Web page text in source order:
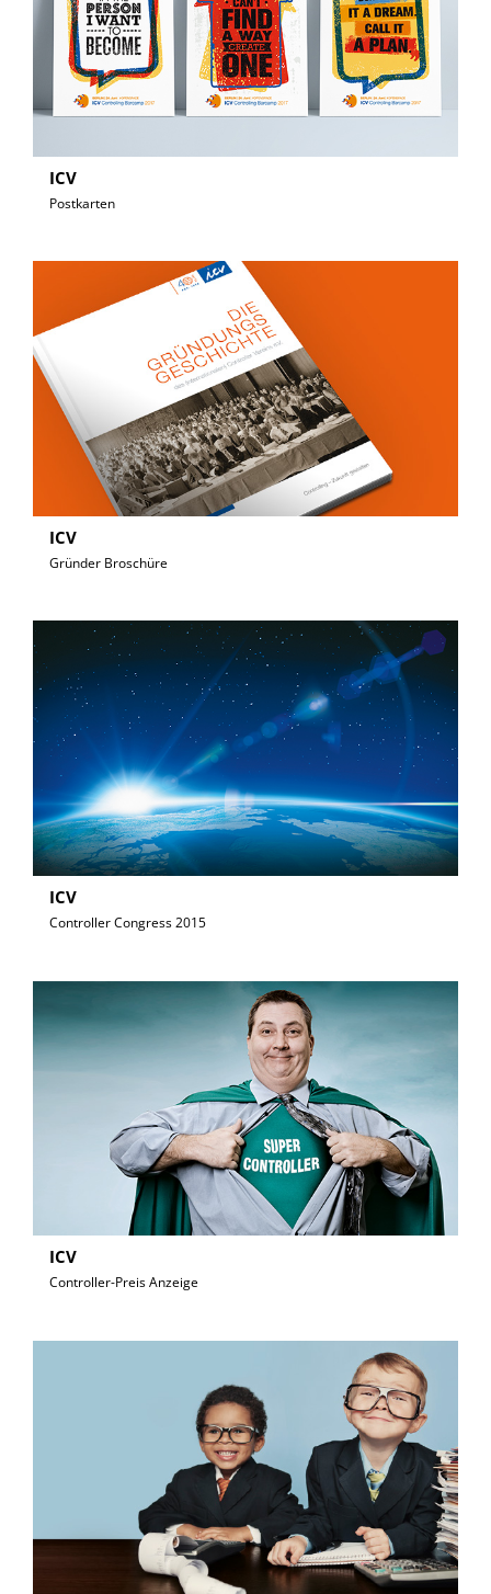
ICV
Postkarten
ICV
Gründer Broschüre
ICV
Controller Congress 2015
ICV
Controller-Preis Anzeige